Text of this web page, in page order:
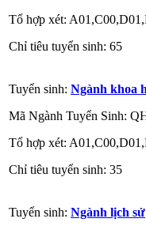
Tổ hợp xét:
Chỉ tiêu tuyển sinh: 65
Tuyển sinh: Ngành khoa
Mã Ngành Tuyển Sinh:
Tổ hợp xét:
Chỉ tiêu tuyển sinh: 35
Tuyển sinh: Ngành lịch sử